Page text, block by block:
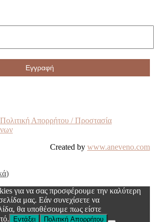
Πολιτική Απορρήτου / Προστασία
Created by www.aneveno.com
)
για να σας προσφέρουμε την καλύτερη
μας. Εάν συνεχίσετε να
θα υποθέσουμε πως είστε
Εντάξει Πολιτική Απορρήτου